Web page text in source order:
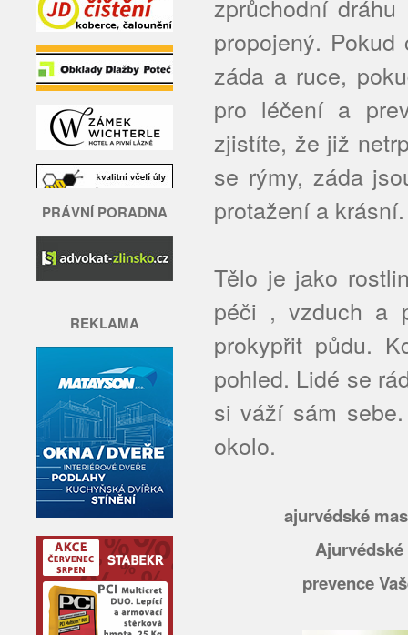
PRÁVNÍ PORADNA
REKLAMA
zprůchodní
propojený.
záda a ruce,
pro léčení a
zjistíte, že již
se rýmy, záda
protažení a krásní.
Tělo je jako
péči , vzduch a
prokypřit půdu.
pohled. Lidé se
si váží sám
okolo.
ajurvédské
prevence